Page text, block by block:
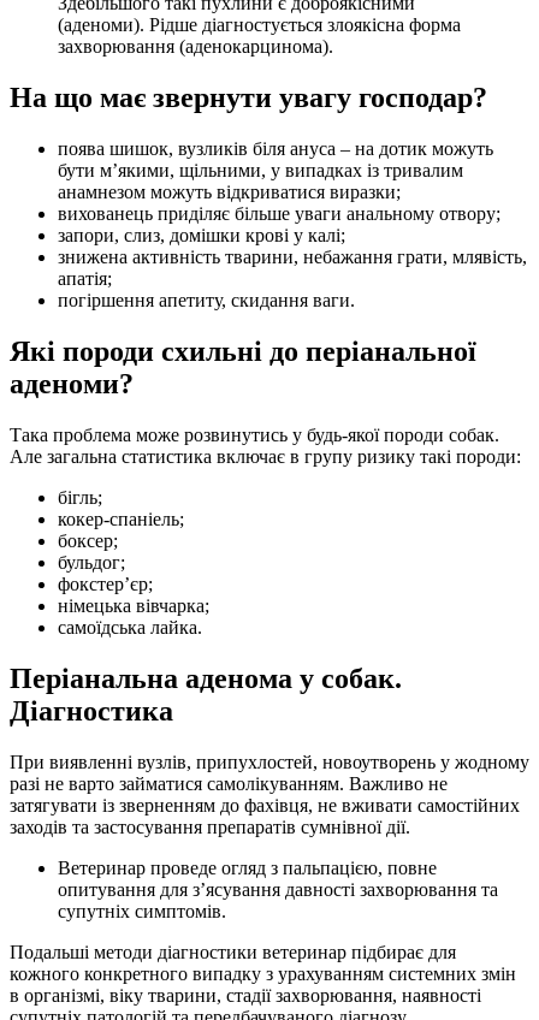
(аденоми). Рідше діагностується злоякісна форма
захворювання (аденокарцинома).
На що має звернути увагу господар?
поява шишок, вузликів біля ануса – на дотик можуть
бути м’якими, щільними, у випадках із тривалим
анамнезом можуть відкриватися виразки;
вихованець приділяє більше уваги анальному отвору;
запори, слиз, домішки крові у калі;
знижена активність тварини, небажання грати, млявість,
апатія;
погіршення апетиту, скидання ваги.
Які породи схильні до періанальної
аденоми?
Така проблема може розвинутись у будь-якої породи собак.
Але загальна статистика включає в групу ризику такі породи:
бігль;
кокер-спаніель;
боксер;
бульдог;
фокстер’єр;
німецька вівчарка;
самоїдська лайка.
Періанальна аденома у собак.
Діагностика
При виявленні вузлів, припухлостей, новоутворень у жодному
разі не варто займатися самолікуванням. Важливо не
затягувати із зверненням до фахівця, не вживати самостійних
заходів та застосування препаратів сумнівної дії.
Ветеринар проведе огляд з пальпацією, повне
опитування для з’ясування давності захворювання та
супутніх симптомів.
Подальші методи діагностики ветеринар підбирає для
кожного конкретного випадку з урахуванням системних змін
в організмі, віку тварини, стадії захворювання, наявності